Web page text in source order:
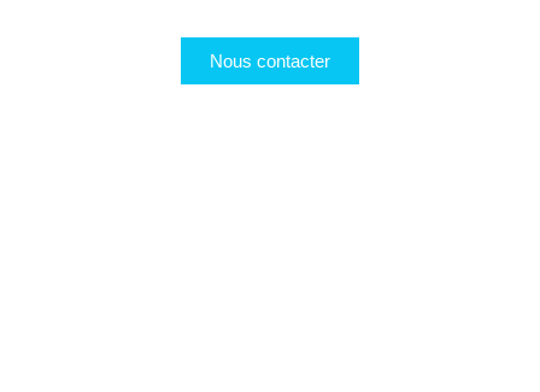
Nous contacter